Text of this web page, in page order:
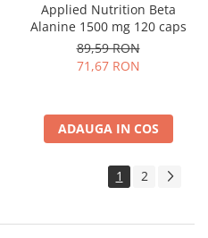
Applied Nutrition Beta
Alanine 1500 mg 120 caps
89,59 RON
71,67 RON
ADAUGA IN COS
1 2